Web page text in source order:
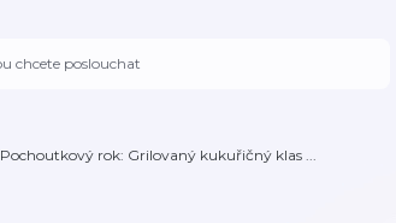
Pochoutkový rok: Grilovaný kukuřičný klas ...